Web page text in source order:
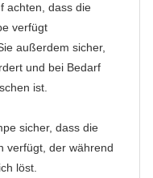
achten, dass die
verfügt
außerdem sicher,
und bei Bedarf
ist.
sicher, dass die
verfügt, der während
löst.